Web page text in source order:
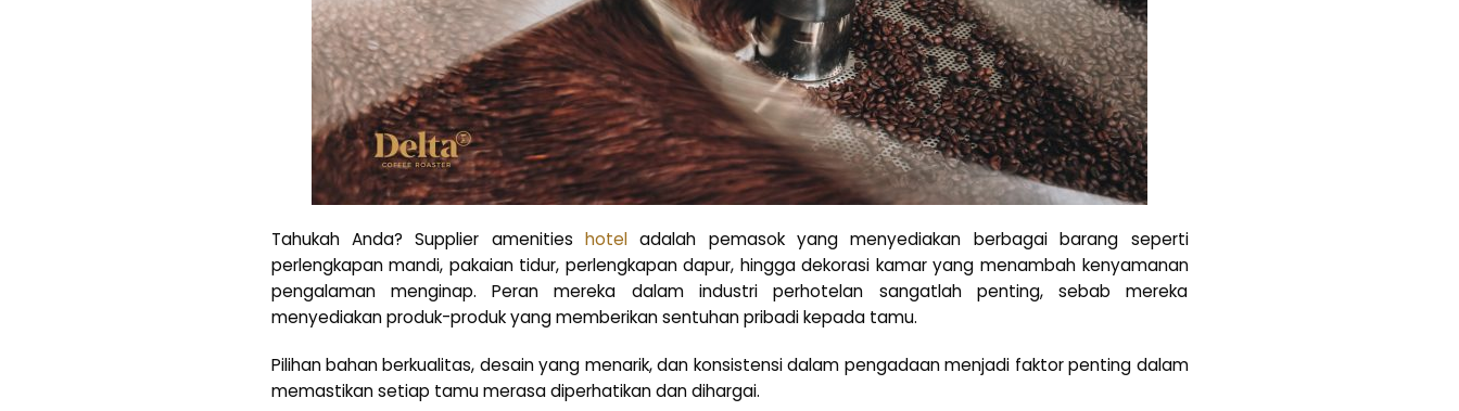
Tahukah Anda? Supplier amenities hoteladalah pemasok yang menyediakan berbagai barang seperti
perlengkapan mandi, pakaian tidur, perlengkapan dapur, hingga dekorasi kamar yang menambah kenyamanan
pengalaman menginap. Peran mereka dalam industri perhotelan sangatlah penting, sebab mereka
menyediakan produk-produk yang memberikan sentuhan pribadi kepada tamu.
Pilihan bahan berkualitas, desain yang menarik, dan konsistensi dalam pengadaan menjadi faktor penting dalam
memastikan setiap tamu merasa diperhatikan dan dihargai.